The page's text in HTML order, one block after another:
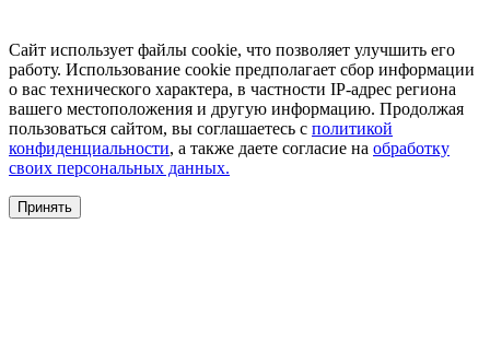
Сайт использует файлы cookie, что позволяет улучшить его
работу. Использование cookie предполагает сбор информации
о вас технического характера, в частности IP-адрес региона
вашего местоположения и другую информацию. Продолжая
пользоваться сайтом, вы соглашаетесь с политикой
конфиденциальности, а также даете согласие на обработку
своих персональных данных.
Принять